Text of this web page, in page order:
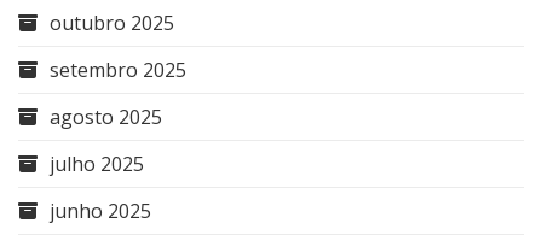
outubro 2025
setembro 2025
agosto 2025
julho 2025
junho 2025